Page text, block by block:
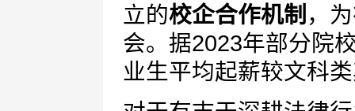
立的校企合作机制 ，
会。据2023年部分院
业生平均起薪较文科